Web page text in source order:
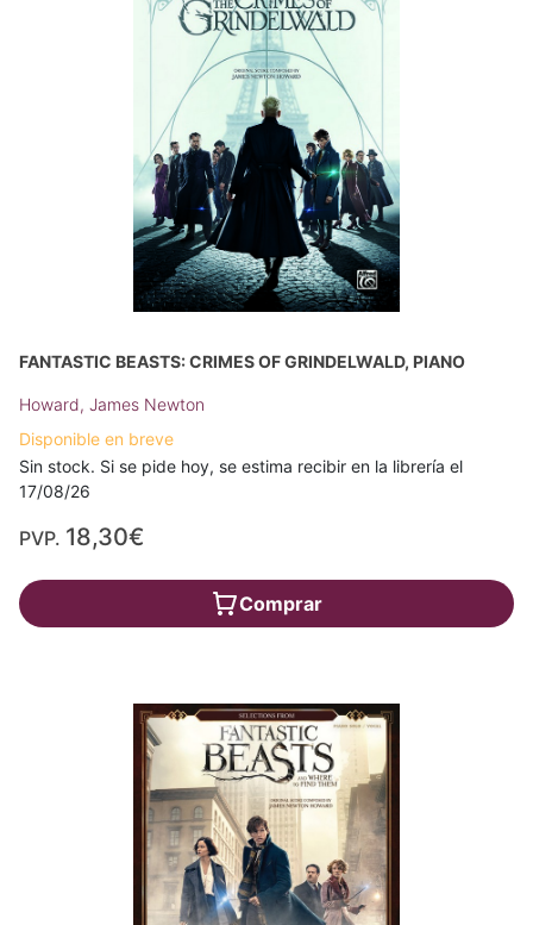
FANTASTIC BEASTS: CRIMES OF GRINDELWALD, PIANO
Howard, James Newton
Disponible en breve
Sin stock. Si se pide hoy, se estima recibir en la librería el
17/08/26
PVP. 18,30€
Comprar